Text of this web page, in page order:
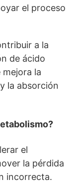
el proceso
a la
de ácido
la
la absorción
el
la pérdida
incorrecta.